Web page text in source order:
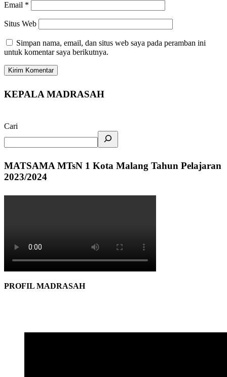
Email *
Situs Web
Simpan nama, email, dan situs web saya pada peramban ini
untuk komentar saya berikutnya.
KEPALA MADRASAH
Cari
MATSAMA MTsN 1 Kota Malang Tahun Pelajaran
2023/2024
PROFIL MADRASAH